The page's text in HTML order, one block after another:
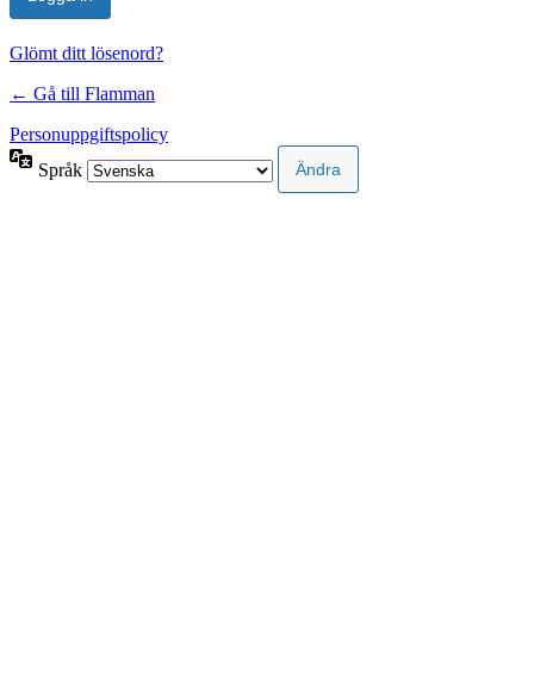
Glömt ditt lösenord?
← Gå till Flamman
Personuppgiftspolicy
Språk